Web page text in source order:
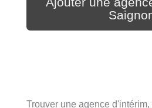
Trouver une agence